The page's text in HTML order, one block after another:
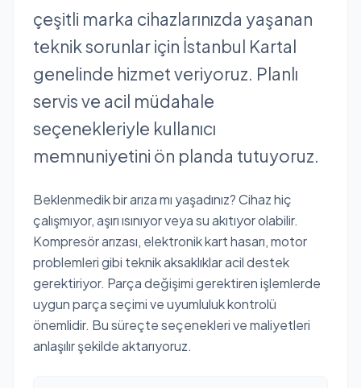
çeşitli marka cihazlarınızda yaşanan
teknik sorunlar için İstanbul Kartal
genelinde hizmet veriyoruz. Planlı
servis ve acil müdahale
seçenekleriyle kullanıcı
memnuniyetini ön planda tutuyoruz.
Beklenmedik bir arıza mı yaşadınız? Cihaz hiç
çalışmıyor, aşırı ısınıyor veya su akıtıyor olabilir.
Kompresör arızası, elektronik kart hasarı, motor
problemleri gibi teknik aksaklıklar acil destek
gerektiriyor. Parça değişimi gerektiren işlemlerde
uygun parça seçimi ve uyumluluk kontrolü
önemlidir. Bu süreçte seçenekleri ve maliyetleri
anlaşılır şekilde aktarıyoruz.